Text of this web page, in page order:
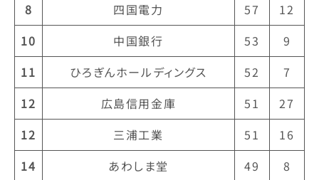
8
四国電力 57
12
10
中国銀行 53
9
11
ひろぎんホールディングス 52
7
12
広島信用金庫 51
27
12
三浦工業 51
16
14
あわしま堂 49
8